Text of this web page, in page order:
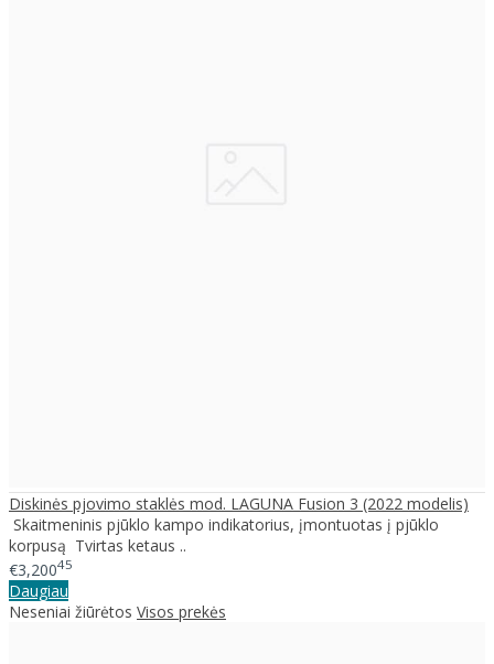
Diskinės pjovimo staklės mod. LAGUNA Fusion 3 (2022 modelis)
Skaitmeninis pjūklo kampo indikatorius, įmontuotas į pjūklo
korpusą Tvirtas ketaus ..
€3,20045
Daugiau
Neseniai žiūrėtos Visos prekės